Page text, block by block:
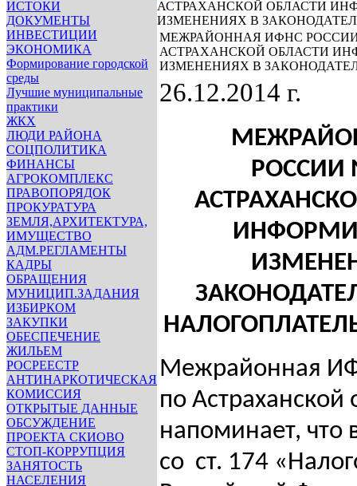
ИСТОКИ
ДОКУМЕНТЫ
ИНВЕСТИЦИИ
ЭКОНОМИКА
Формирование городской
среды
Лучшие муниципальные
практики
ЖКХ
ЛЮДИ РАЙОНА
СОЦПОЛИТИКА
ФИНАНСЫ
АГРОКОМПЛЕКС
ПРАВОПОРЯДОК
ПРОКУРАТУРА
ЗЕМЛЯ,АРХИТЕКТУРА,
ИМУЩЕСТВО
АДМ.РЕГЛАМЕНТЫ
КАДРЫ
ОБРАЩЕНИЯ
МУНИЦИП.ЗАДАНИЯ
ИЗБИРКОМ
ЗАКУПКИ
ОБЕСПЕЧЕНИЕ
ЖИЛЬЕМ
РОСРЕЕСТР
АНТИНАРКОТИЧЕСКАЯ
КОМИССИЯ
ОТКРЫТЫЕ ДАННЫЕ
ОБСУЖДЕНИЕ
ПРОЕКТА СКИОВО
СТОП-КОРРУПЦИЯ
ЗАНЯТОСТЬ
НАСЕЛЕНИЯ
АСТРАХАНСКОЙ ОБЛАСТИ
ИЗМЕНЕНИЯХ В
МЕЖРАЙОННАЯ ИФНС
АСТРАХАНСКОЙ ОБЛАСТИ
ИЗМЕНЕНИЯХ В
26.12.2014 г.
РОССИИ
Межрайонная
по Астраханской
напоминает, что
со ст. 174